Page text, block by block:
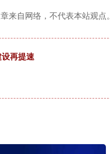
来自网络，不代表本站观点。
再提速